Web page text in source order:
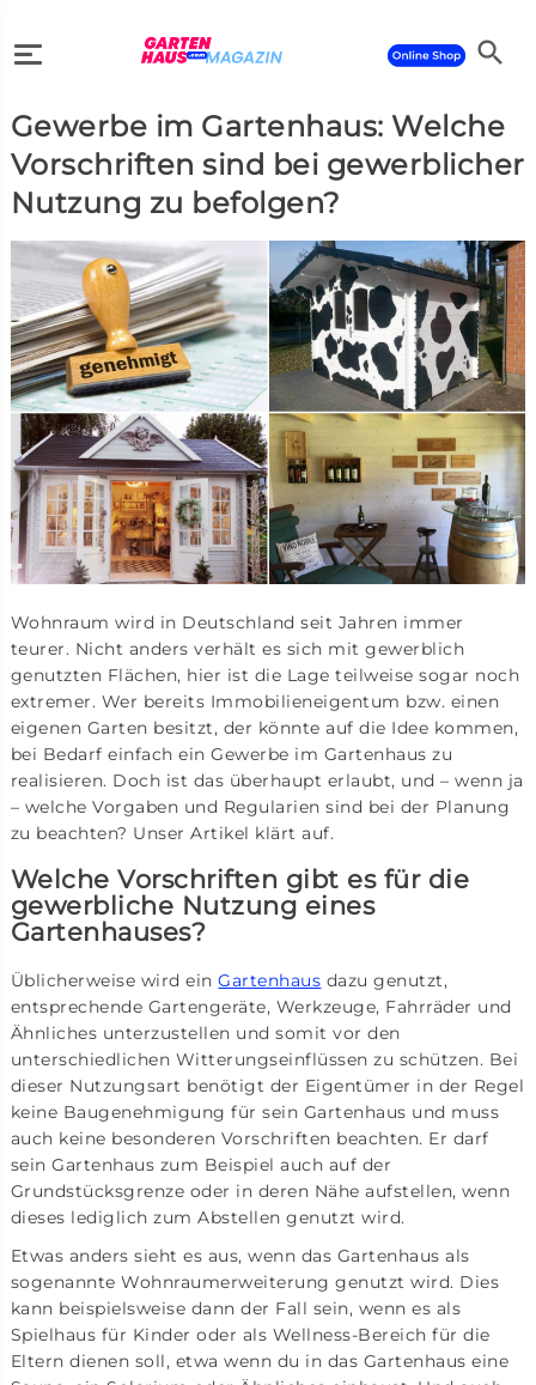
search
search
Gewerbe im Gartenhaus: Welche
Vorschriften sind bei gewerblicher
Nutzung zu befolgen?
Wohnraum wird in Deutschland seit Jahren immer
teurer. Nicht anders verhält es sich mit gewerblich
genutzten Flächen, hier ist die Lage teilweise sogar noch
extremer. Wer bereits Immobilieneigentum bzw. einen
eigenen Garten besitzt, der könnte auf die Idee kommen,
bei Bedarf einfach ein Gewerbe im Gartenhaus zu
realisieren. Doch ist das überhaupt erlaubt, und – wenn ja
– welche Vorgaben und Regularien sind bei der Planung
zu beachten? Unser Artikel klärt auf.
Welche Vorschriften gibt es für die
gewerbliche Nutzung eines
Gartenhauses?
Üblicherweise wird einGartenhaus dazu genutzt,
entsprechende Gartengeräte, Werkzeuge, Fahrräder und
Ähnliches unterzustellen und somit vor den
unterschiedlichen Witterungseinflüssen zu schützen. Bei
dieser Nutzungsart benötigt der Eigentümer in der Regel
keine Baugenehmigung für sein Gartenhaus und muss
auch keine besonderen Vorschriften beachten. Er darf
sein Gartenhaus zum Beispiel auch auf der
Grundstücksgrenze oder in deren Nähe aufstellen, wenn
dieses lediglich zum Abstellen genutzt wird.
Etwas anders sieht es aus, wenn das Gartenhaus als
sogenannte Wohnraumerweiterung genutzt wird. Dies
kann beispielsweise dann der Fall sein, wenn es als
Spielhaus für Kinder oder als Wellness-Bereich für die
Eltern dienen soll, etwa wenn du in das Gartenhaus eine